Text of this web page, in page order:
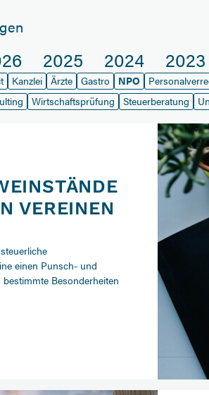
2025 2024 2023
Kanzlei Ärzte Gastro NPO
Wirtschaftsprüfung Steuerberatung
VEREINEN
einen Punsch- und
Besonderheiten